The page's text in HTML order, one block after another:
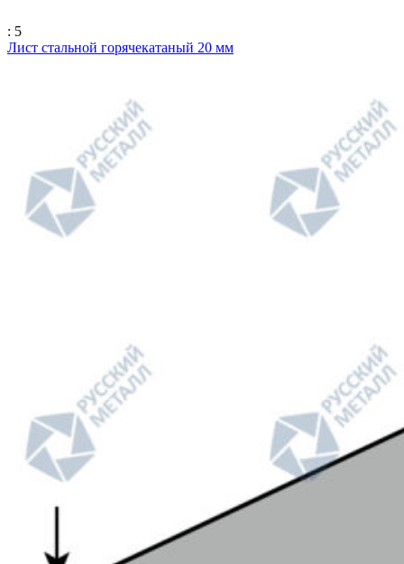
: 5
Лист стальной горячекатаный 20 мм